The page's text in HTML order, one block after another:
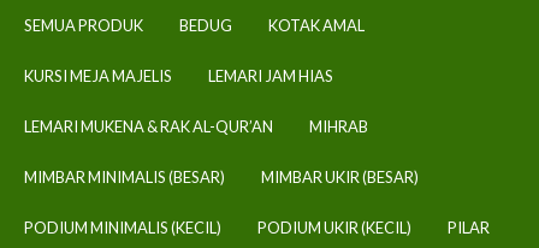
SEMUA PRODUK BEDUG KOTAK AMAL
KURSI MEJA MAJELIS LEMARI JAM HIAS
LEMARI MUKENA & RAK AL-QUR’AN MIHRAB
MIMBAR MINIMALIS (BESAR) MIMBAR UKIR (BESAR)
PODIUM MINIMALIS (KECIL) PODIUM UKIR (KECIL) PILAR